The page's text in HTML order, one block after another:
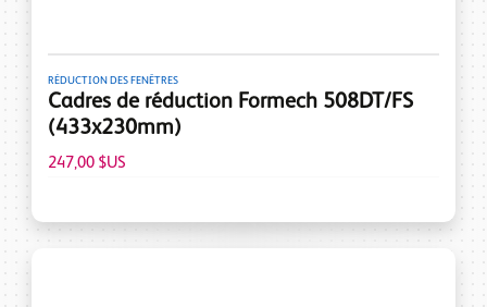
RÉDUCTION DES FENÊTRES
Cadres de réduction Formech 508DT/FS
(433x230mm)
247,00 $US